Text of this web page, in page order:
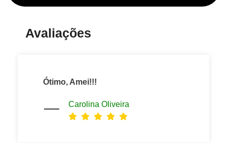
Avaliações
Ótimo, Amei!!!
Carolina Oliveira